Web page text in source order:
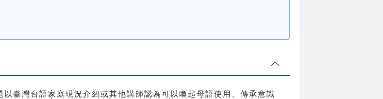
臺灣台語家庭現況介紹或其他講師認為可以喚起母語使用、傳承意識